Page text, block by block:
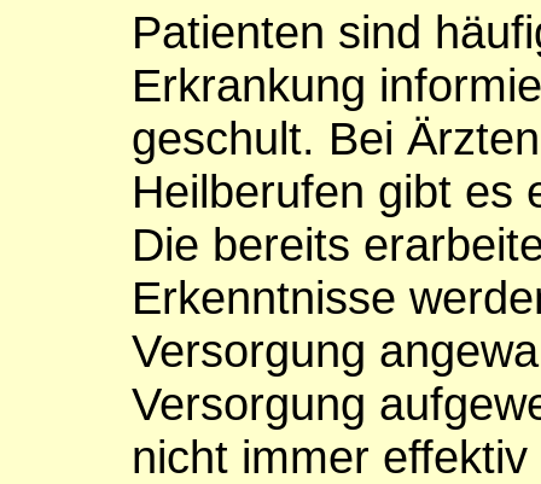
Patienten sind
Erkrankung
geschult. Bei
Heilberufen gibt es
Die bereits
Erkenntnisse
Versorgung
Versorgung
nicht immer